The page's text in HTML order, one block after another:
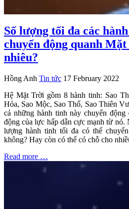
Số lượng tối đa các
chuyển động quanh
nhiêu?
Hồng Anh Tin tức 17 February 2022
Hệ Mặt Trời gồm 8 hành tinh: Sao
Hỏa, Sao Mộc, Sao Thổ, Sao Thiên
cả những hành tinh này chuyển
động của lực hấp dẫn cực mạnh từ nó.
lượng hành tinh tối đa có thể
không? Hay còn có thể có chỗ cho
Read more …